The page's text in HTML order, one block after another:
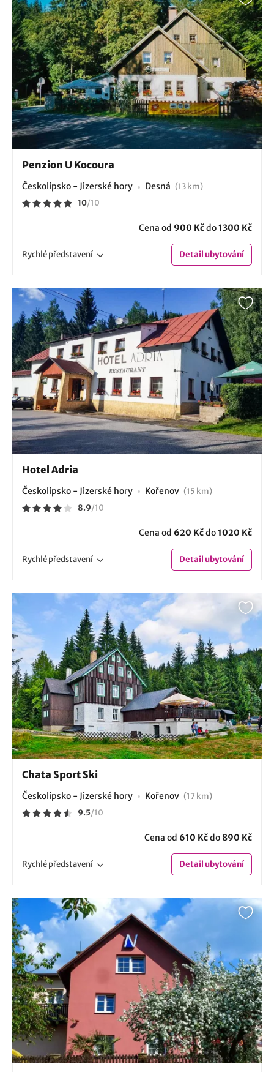
Penzion U Kocoura
Českolipsko - Jizerské hory Desná (13 km)
10/10
Cena od 900 Kčdo1300 Kč
Rychlépředstavení Detailubytování
Hotel Adria
Českolipsko - Jizerské hory Kořenov (15 km)
8.9/10
Cena od 620 Kčdo1020 Kč
Rychlépředstavení Detailubytování
Chata Sport Ski
Českolipsko - Jizerské hory Kořenov (17 km)
9.5/10
Cena od 610 Kčdo 890 Kč
Rychlépředstavení Detailubytování